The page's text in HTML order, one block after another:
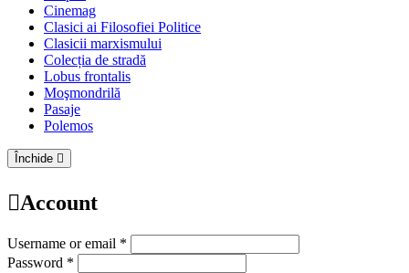
Cinemag
Clasici ai Filosofiei Politice
Clasicii marxismului
Colecția de stradă
Lobus frontalis
Moşmondrilă
Pasaje
Polemos
Închide
Account
Username or email *
Password *